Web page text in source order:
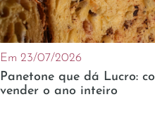
Em 23/07/2026
Panetone que dá Lucro:
vender o ano inteiro